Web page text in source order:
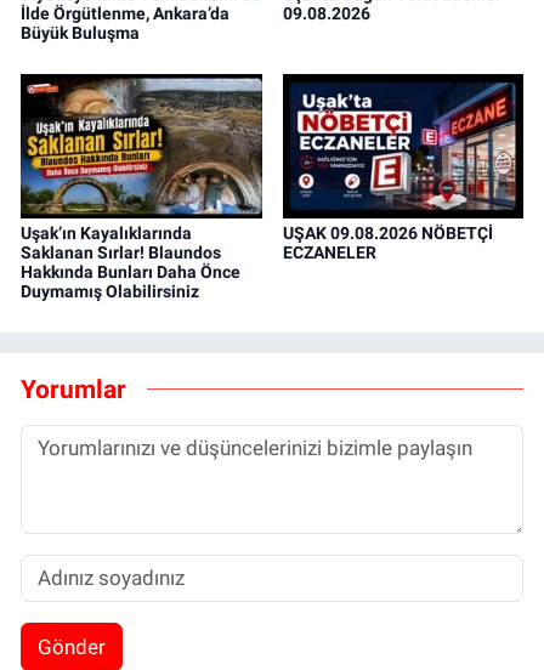
İlde Örgütlenme, Ankara’da
Büyük Buluşma
09.08.2026
Uşak’ın Kayalıklarında
Saklanan Sırlar! Blaundos
Hakkında Bunları Daha Önce
Duymamış Olabilirsiniz
UŞAK 09.08.2026 NÖBETÇİ
ECZANELER
Yorumlar
Gönder